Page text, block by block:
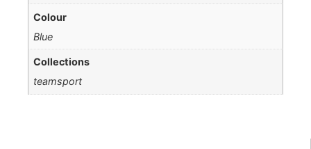
Colour
Blue
Collections
teamsport